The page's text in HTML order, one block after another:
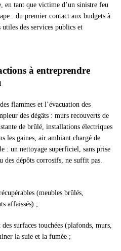
en tant que victime d’un sinistre feu
: du premier contact aux budgets à
des services publics et
à entreprendre
flammes et l’évacuation des
des dégâts : murs recouverts de
de brûlé, installations électriques
les gaines, air ambiant chargé de
: un nettoyage superficiel, sans prise
des dépôts corrosifs, ne suffit pas.
(meubles brûlés,
affaissés) ;
surfaces touchées (plafonds, murs,
la suie et la fumée ;